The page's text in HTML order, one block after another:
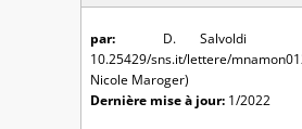
par: D.
10.25429/sns.it/lettere/
Nicole Maroger)
Dernière mise à jour: 1/2022